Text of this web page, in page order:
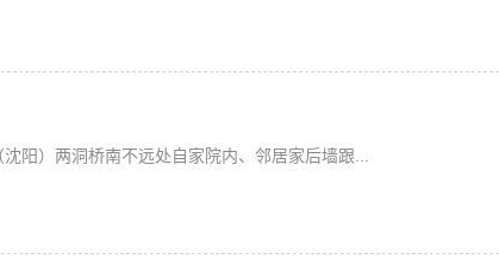
阳）两洞桥南不远处自家院内、邻居家后墙跟...